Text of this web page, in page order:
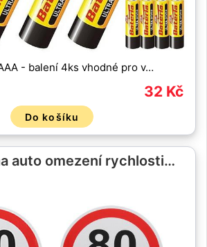
- balení 4ks vhodné pro v…
32 Kč
Do košíku
auto omezení rychlosti…